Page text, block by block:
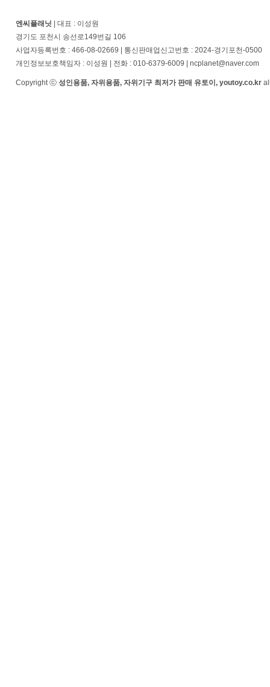
엔씨플래닛 | 대표 : 이성원
경기도 포천시 송선로149번길 106
사업자등록번호 : 466-08-02669 | 통신판매업신고번호 : 2024-경기포천-0500
개인정보보호책임자 : 이성원 | 전화 : 010-6379-6009 | ncplanet@naver.com
Copyright ⓒ 성인용품, 자위용품, 자위기구 최저가 판매 유토이, youtoy.co.kr